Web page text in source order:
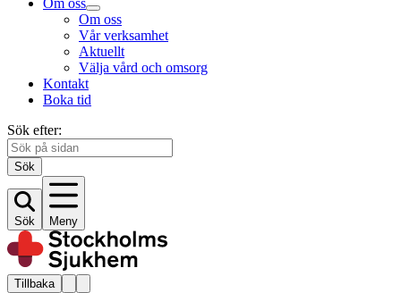
Om oss
Om oss
Vår verksamhet
Aktuellt
Välja vård och omsorg
Kontakt
Boka tid
Sök efter:
Sök
Sök Meny
Tillbaka